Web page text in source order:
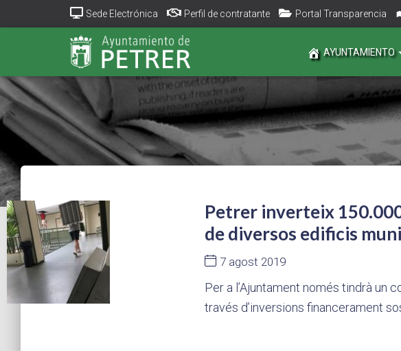
Sede Electrónica Perfil de contratante Portal Transparencia
AYUNTAMIENTO
Petrer inverteix
de diversos edificis
7 agost 2019
Per a l’Ajuntament només tindrà un
través d’inversions financerament